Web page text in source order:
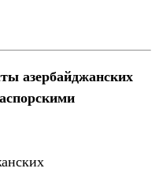
азербайджанских